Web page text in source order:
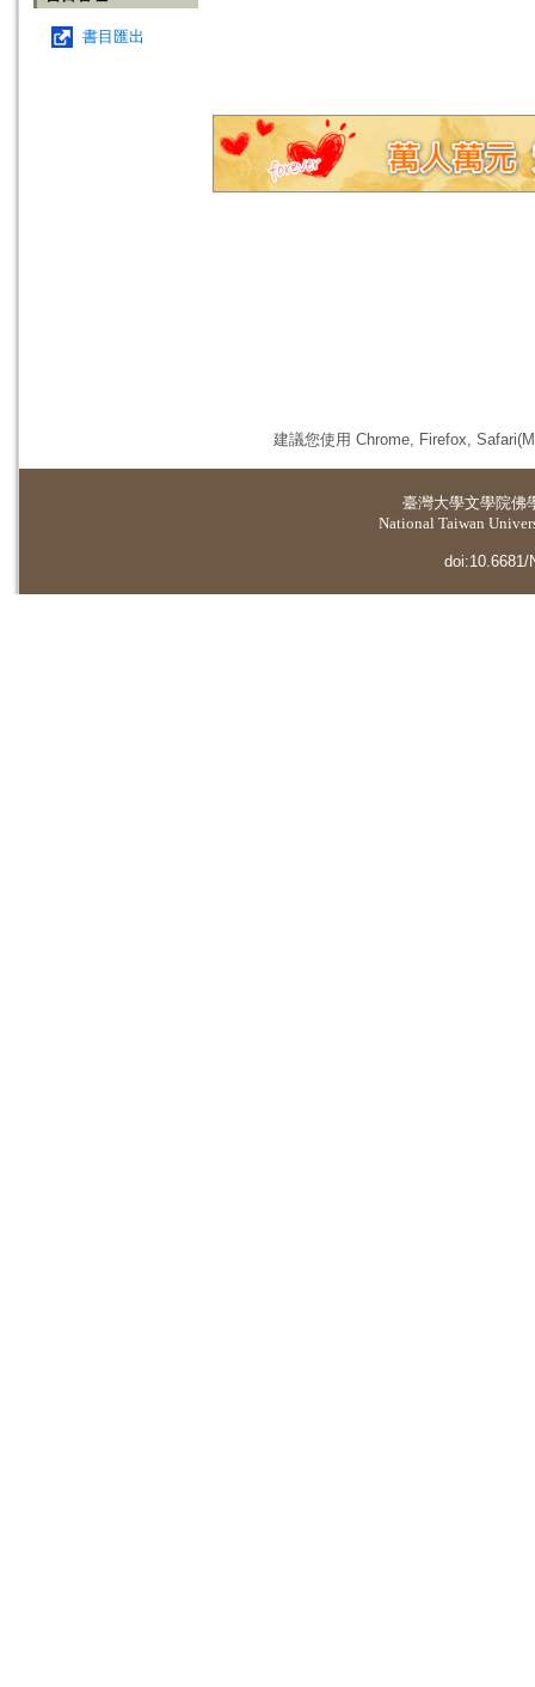
書目匯出
建議您使用 Chrome, Firefox,
臺灣大學文學院佛
National Taiwan
doi:10.6681/